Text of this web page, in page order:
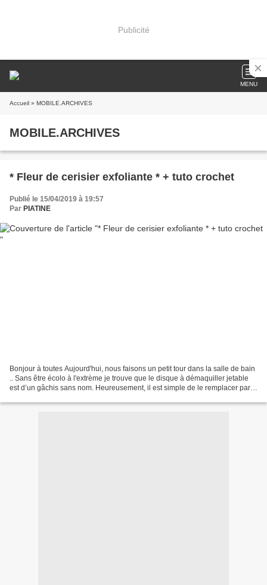
Publicité
MENU
Accueil » MOBILE.ARCHIVES
MOBILE.ARCHIVES
* Fleur de cerisier exfoliante * + tuto crochet
Publié le 15/04/2019 à 19:57
Par PIATINE
Bonjour à toutes Aujourd'hui, nous faisons un petit tour dans la salle de bain
.. Sans être écolo à l'extrème je trouve que le disque à démaquiller jetable
est d’un gâchis sans nom. Heureusement, il est simple de le remplacer par